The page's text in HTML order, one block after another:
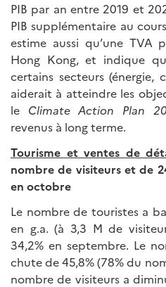
PIB par an entre 2019 et
PIB supplémentaire au
estime aussi qu’une
Hong Kong, et indique
certains secteurs (énergie,
aiderait à atteindre les
le Climate Action Plan
revenus à long terme.
Tourisme et ventes de
nombre de visiteurs et de
en octobre
Le nombre de touristes a
en g.a. (à 3,3 M de
34,2% en septembre. Le
chute de 45,8% (78% du
nombre de visiteurs a